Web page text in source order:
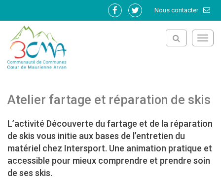
Nous contacter
Lien
Lien
Atelier fartage et réparation de skis
L’activité Découverte du fartage et de la réparation
de skis vous initie aux bases de l’entretien du
matériel chez Intersport. Une animation pratique et
accessible pour mieux comprendre et prendre soin
de ses skis.